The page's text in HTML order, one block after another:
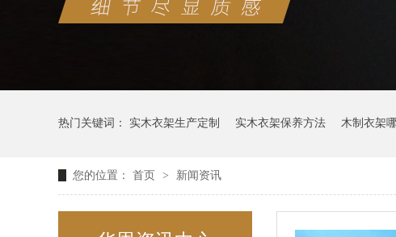
热门关键词： 实木衣架生产定制 实木衣架保养方法 木制衣架
您的位置： 首页 > 新闻资讯